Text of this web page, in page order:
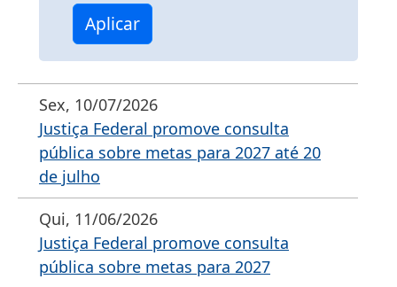
Aplicar
Sex, 10/07/2026
Justiça Federal promove consulta
pública sobre metas para 2027 até 20
de julho
Qui, 11/06/2026
Justiça Federal promove consulta
pública sobre metas para 2027